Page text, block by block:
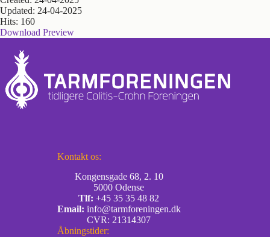
Updated: 24-04-2025
Hits: 160
Download Preview
Kontakt os:
Kongensgade 68, 2. 10
5000 Odense
Tlf: +45 35 35 48 82
Email: info@tarmforeningen.dk
CVR: 21314307
Åbningstider: